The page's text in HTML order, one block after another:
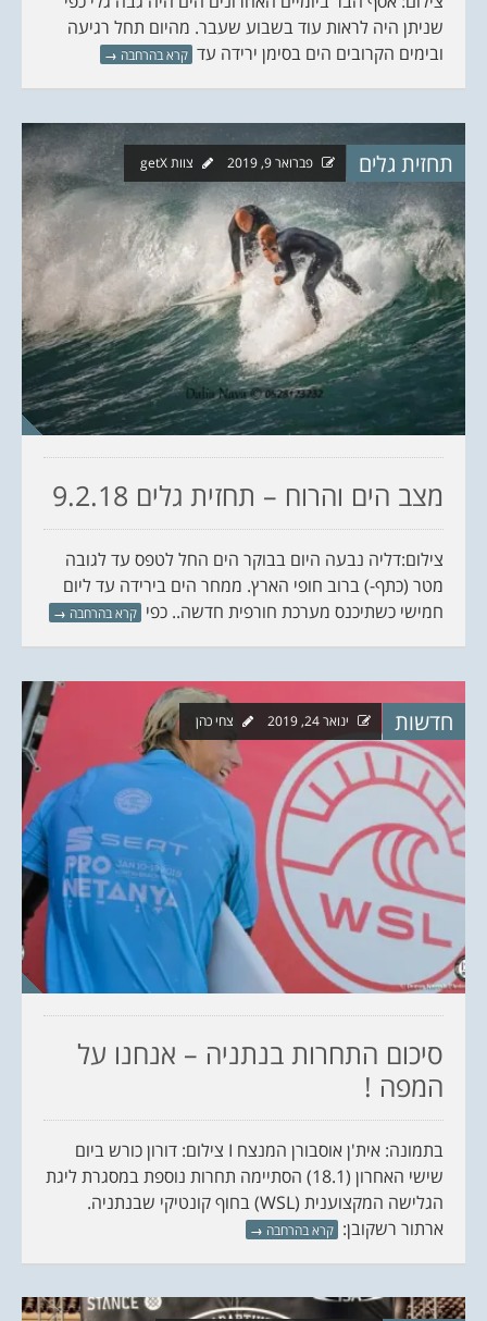
שניתן היה לראות עוד בשבוע שעבר. מהיום תחל רגיעה
ובימים הקרובים הים בסימן ירידה עד קרא בהרחבה →
תחזית גלים פברואר 9, 2019 צוות getX
מצב הים והרוח – תחזית גלים 9.2.18
צילום:דליה נבעה היום בבוקר הים החל לטפס עד לגובה
מטר (כתף-) ברוב חופי הארץ. ממחר הים בירידה עד ליום
חמישי כשתיכנס מערכת חורפית חדשה.. כפי קרא בהרחבה →
חדשות ינואר 24, 2019 צחי כהן
סיכום התחרות בנתניה – אנחנו על
המפה !
בתמונה: אית'ן אוסבורן המנצח I צילום: דורון כורש ביום
שישי האחרון (18.1) הסתיימה תחרות נוספת במסגרת ליגת
הגלישה המקצוענית (WSL) בחוף קונטיקי שבנתניה.
ארתור רשקובן: קרא בהרחבה →